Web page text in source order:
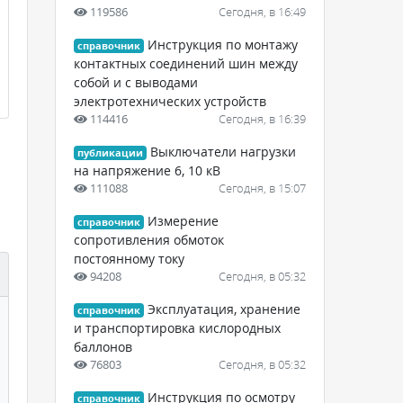
119586 Сегодня, в 16:49
справочник
Инструкция по монтажу
контактных соединений шин между
собой и с выводами
электротехнических устройств
114416 Сегодня, в 16:39
публикации
Выключатели нагрузки
на напряжение 6, 10 кВ
111088 Сегодня, в 15:07
справочник
Измерение
сопротивления обмоток
постоянному току
94208 Сегодня, в 05:32
справочник Эксплуатация, хранение
и транспортировка кислородных
баллонов
76803 Сегодня, в 05:32
справочник Инструкция по осмотру